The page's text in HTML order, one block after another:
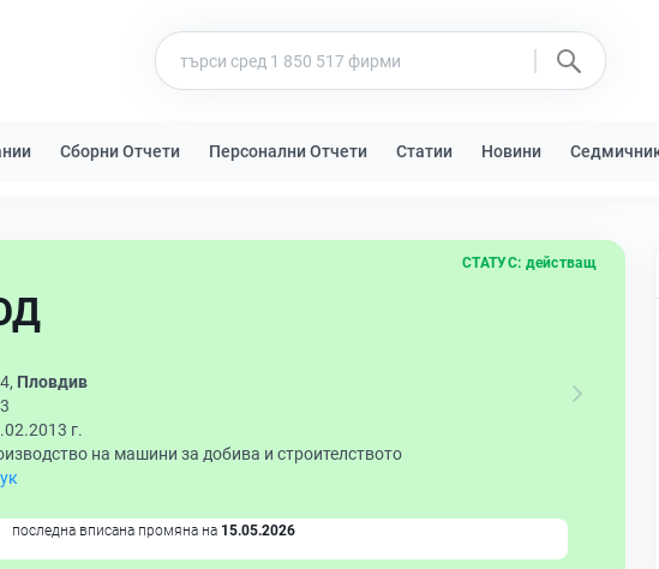
Сборни Отчети Персонални Отчети Статии Новини
СТАТУС: действащ
Пловдив
г.
на машини за добива и строителството
последна вписана промяна на 15.05.2026